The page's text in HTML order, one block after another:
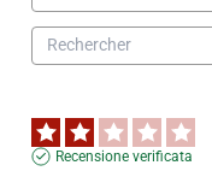
Recensione verificata